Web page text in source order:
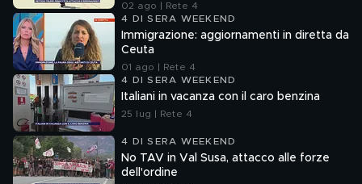
02 ago | Rete 4
4 DI SERA WEEKEND
Immigrazione: aggiornamenti in diretta da
Ceuta
01 ago | Rete 4
4 DI SERA WEEKEND
Italiani in vacanza con il caro benzina
25 lug | Rete 4
4 DI SERA WEEKEND
No TAV in Val Susa, attacco alle forze
dell'ordine